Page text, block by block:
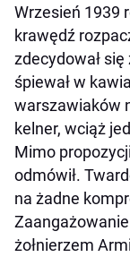
Wrzesień 1939
krawędź
zdecydował
śpiewał w
warszawiaków
kelner, wciąż
Mimo
odmówił.
na żadne
żołnierzem